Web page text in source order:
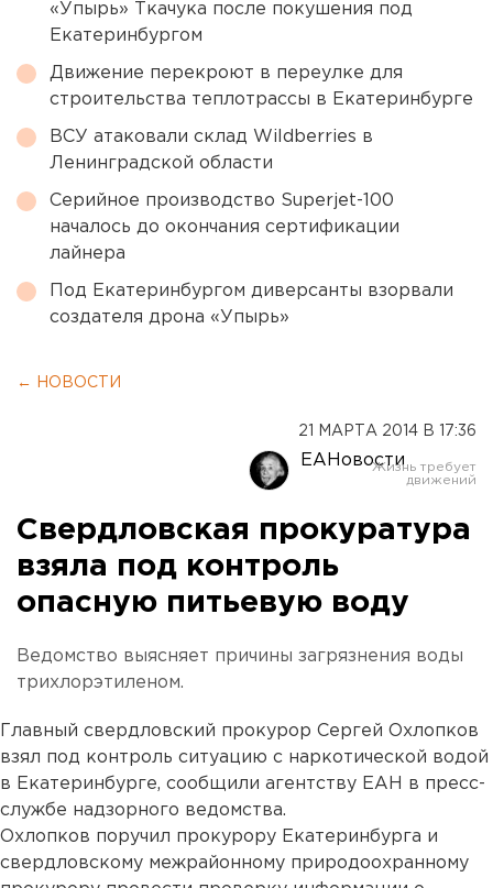
«Упырь» Ткачука после покушения под
Екатеринбургом
Движение перекроют в переулке для
строительства теплотрассы в Екатеринбурге
ВСУ атаковали склад Wildberries в
Ленинградской области
Серийное производство Superjet-100
началось до окончания сертификации
лайнера
Под Екатеринбургом диверсанты взорвали
создателя дрона «Упырь»
← НОВОСТИ
21 МАРТА 2014 В 17:36
ЕАНовости
Свердловская прокуратура
взяла под контроль
опасную питьевую воду
Ведомство выясняет причины загрязнения воды
трихлорэтиленом.
Главный свердловский прокурор Сергей Охлопков
взял под контроль ситуацию с наркотической водой
в Екатеринбурге, сообщили агентству ЕАН в пресс-
службе надзорного ведомства.
Охлопков поручил прокурору Екатеринбурга и
свердловскому межрайонному природоохранному